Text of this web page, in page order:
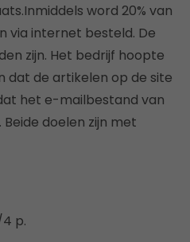
word 20% van
via internet besteld. De
zijn. Het bedrijf hoopte
dat de artikelen op de site
het e-mailbestand van
doelen zijn met
p.